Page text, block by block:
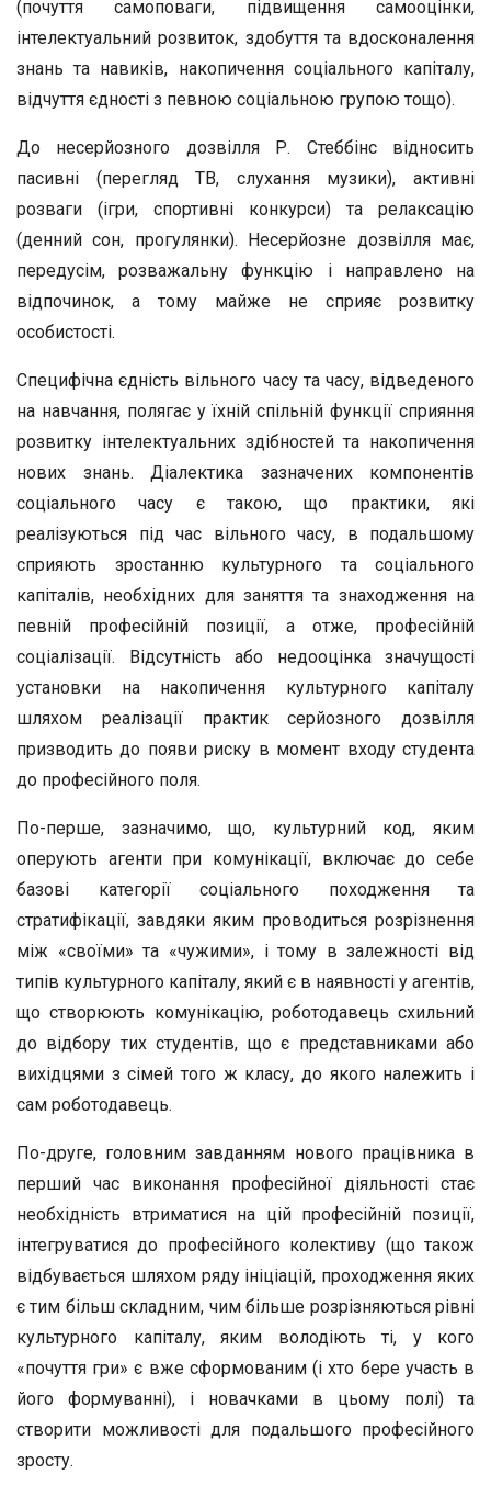
(почуття самоповаги, підвищення самооцінки,
інтелектуальний розвиток, здобуття та вдосконалення
знань та навиків, накопичення соціального капіталу,
відчуття єдності з певною соціальною групою тощо).
До несерйозного дозвілля Р. Стеббінс відносить
пасивні (перегляд ТВ, слухання музики), активні
розваги (ігри, спортивні конкурси) та релаксацію
(денний сон, прогулянки). Несерйозне дозвілля має,
передусім, розважальну функцію і направлено на
відпочинок, а тому майже не сприяє розвитку
особистості.
Специфічна єдність вільного часу та часу, відведеного
на навчання, полягає у їхній спільній функції сприяння
розвитку інтелектуальних здібностей та накопичення
нових знань. Діалектика зазначених компонентів
соціального часу є такою, що практики, які
реалізуються під час вільного часу, в подальшому
сприяють зростанню культурного та соціального
капіталів, необхідних для заняття та знаходження на
певній професійній позиції, а отже, професійній
соціалізації. Відсутність або недооцінка значущості
установки на накопичення культурного капіталу
шляхом реалізації практик серйозного дозвілля
призводить до появи риску в момент входу студента
до професійного поля.
По-перше, зазначимо, що, культурний код, яким
оперують агенти при комунікації, включає до себе
базові категорії соціального походження та
стратифікації, завдяки яким проводиться розрізнення
між «своїми» та «чужими», і тому в залежності від
типів культурного капіталу, який є в наявності у агентів,
що створюють комунікацію, роботодавець схильний
до відбору тих студентів, що є представниками або
вихідцями з сімей того ж класу, до якого належить і
сам роботодавець.
По-друге, головним завданням нового працівника в
перший час виконання професійної діяльності стає
необхідність втриматися на цій професійній позиції,
інтегруватися до професійного колективу (що також
відбувається шляхом ряду ініціацій, проходження яких
є тим більш складним, чим більше розрізняються рівні
культурного капіталу, яким володіють ті, у кого
«почуття гри» є вже сформованим (і хто бере участь в
його формуванні), і новачками в цьому полі) та
створити можливості для подальшого професійного
зросту.